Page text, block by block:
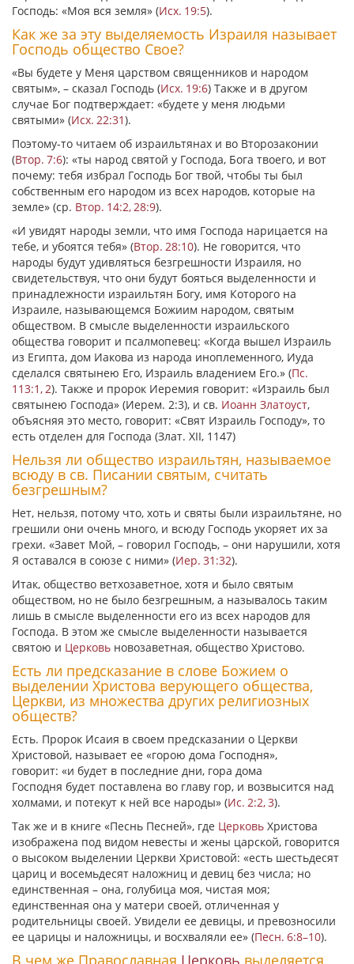
Господь: «Моя вся земля» (Исх. 19:5).
Как же за эту выделяемость Израиля называет
Господь общество Свое?
«Вы будете у Меня царством священников и народом
святым», – сказал Господь (Исх. 19:6) Также и в другом
случае Бог подтверждает: «будете у меня людьми
святыми» (Исх. 22:31).
Поэтому-то читаем об израильтянах и во Второзаконии
(Втор. 7:6): «ты народ святой у Господа, Бога твоего, и вот
почему: тебя избрал Господь Бог твой, чтобы ты был
собственным его народом из всех народов, которые на
земле» (ср. Втор. 14:2, 28:9).
«И увидят народы земли, что имя Господа нарицается на
тебе, и убоятся тебя» (Втор. 28:10). Не говорится, что
народы будут удивляться безгрешности Израиля, но
свидетельствуя, что они будут бояться выделенности и
принадлежности израильтян Богу, имя Которого на
Израиле, называющемся Божиим народом, святым
обществом. В смысле выделенности израильского
общества говорит и псалмопевец: «Когда вышел Израиль
из Египта, дом Иакова из народа иноплеменного, Иуда
сделался святынею Его, Израиль владением Его.» (Пс.
113:1, 2). Также и пророк Иеремия говорит: «Израиль был
святынею Господа» (Иерем. 2:3), и св. Иоанн Златоуст,
объясняя это место, говорит: «Свят Израиль Господу», то
есть отделен для Господа (Злат. XII, 1147)
Нельзя ли общество израильтян, называемое
всюду в св. Писании святым, считать
безгрешным?
Нет, нельзя, потому что, хоть и святы были израильтяне, но
грешили они очень много, и всюду Господь укоряет их за
грехи. «Завет Мой, – говорил Господь, – они нарушили, хотя
Я оставался в союзе с ними» (Иер. 31:32).
Итак, общество ветхозаветное, хотя и было святым
обществом, но не было безгрешным, а называлось таким
лишь в смысле выделенности его из всех народов для
Господа. В этом же смысле выделенности называется
святою и Церковь новозаветная, общество Христово.
Есть ли предсказание в слове Божием о
выделении Христова верующего общества,
Церкви, из множества других религиозных
обществ?
Есть. Пророк Исаия в своем предсказании о Церкви
Христовой, называет ее «горою дома Господня»,
говорит: «и будет в последние дни, гора дома
Господня будет поставлена во главу гор, и возвысится над
холмами, и потекут к ней все народы» (Ис. 2:2, 3).
Так же и в книге «Песнь Песней», где Церковь Христова
изображена под видом невесты и жены царской, говорится
о высоком выделении Церкви Христовой: «есть шестьдесят
цариц и восемьдесят наложниц и девиц без числа; но
единственная – она, голубица моя, чистая моя;
единственная она у матери своей, отличенная у
родительницы своей. Увидели ее девицы, и превозносили
ее царицы и наложницы, и восхваляли ее» (Песн. 6:8–10).
В чем же Православная Церковь выделяется